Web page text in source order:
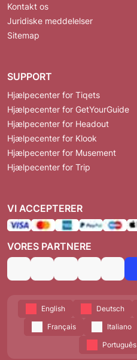
Kontakt os
Juridiske meddelelser
Sitemap
SUPPORT
Hjælpecenter for Tiqets
Hjælpecenter for GetYourGuide
Hjælpecenter for Headout
Hjælpecenter for Klook
Hjælpecenter for Musement
Hjælpecenter for Trip
VI ACCEPTERER
VORES PARTNERE
English Deutsch
Français
Italiano
Português